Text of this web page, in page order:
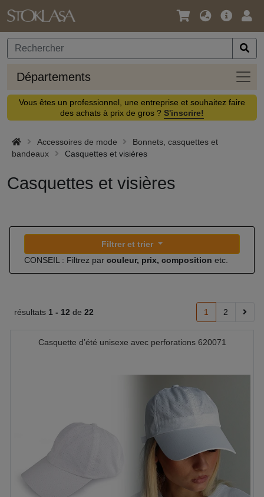
Langue
Devise
Offre
Départements
Vous êtes un professionnel, une entreprise et souhaitez faire
des achats à prix de gros ? S'inscrire!
Accessoires de mode
Bonnets, casquettes et
bandeaux
Casquettes et visières
Casquettes et visières
Filtrer et trier
CONSEIL : Filtrez par couleur, prix, composition etc.
résultats 1 - 12 de 22 1 2
Casquette d’été unisexe avec perforations 620071